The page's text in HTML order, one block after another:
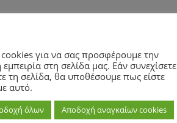
για να σας προσφέρουμε την
στη σελίδα μας. Εάν συνεχίσετε
τη σελίδα, θα υποθέσουμε πως είστε
αυτό.
όλων Αποδοχή αναγκαίων cookies